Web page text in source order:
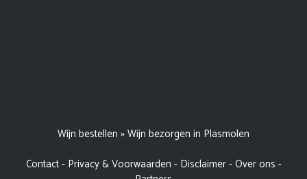
Wijn bestellen »Wijn bezorgen in Plasmolen
Contact- Privacy & Voorwaarden - Disclaimer-Over ons -